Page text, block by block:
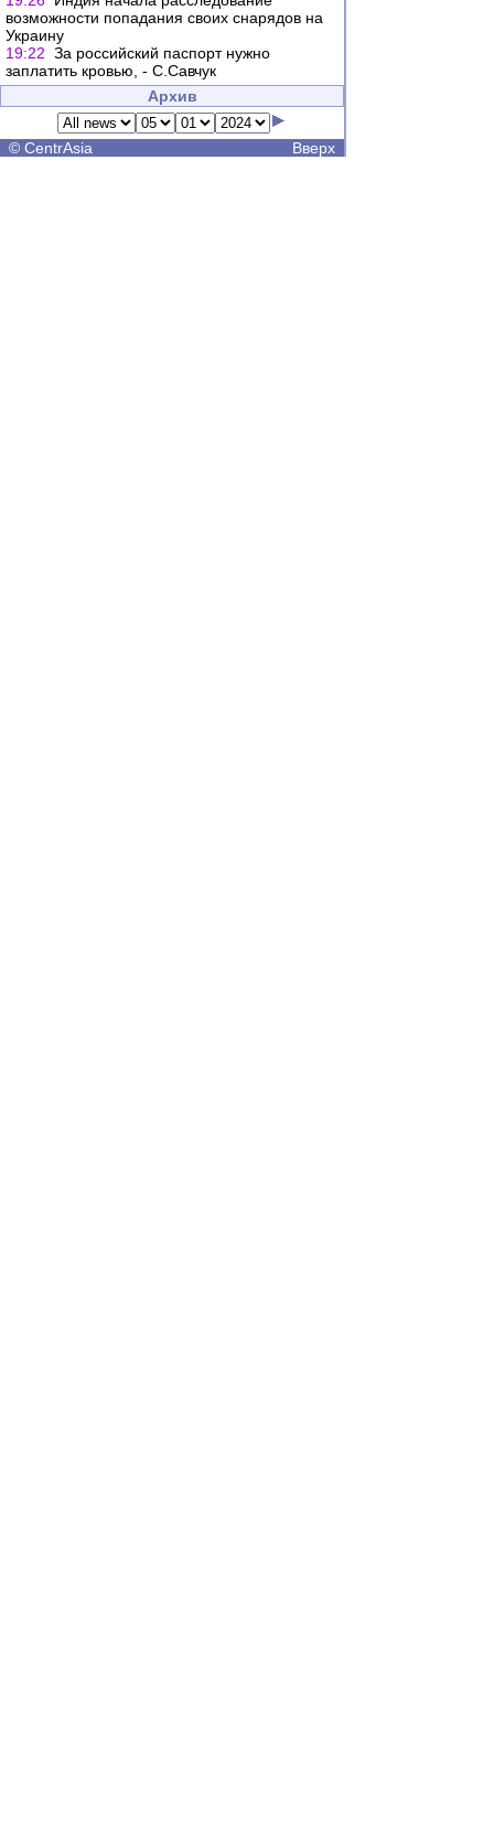
возможности попадания своих снарядов на
Украину
19:22 За российский паспорт нужно
заплатить кровью, - С.Савчук
Архив
© CentrAsia Вверх